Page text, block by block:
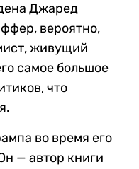
Джаред
вероятно,
живущий
самое большое
что
во время его
— автор книги